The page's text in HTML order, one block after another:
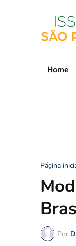
Home
Página
Por